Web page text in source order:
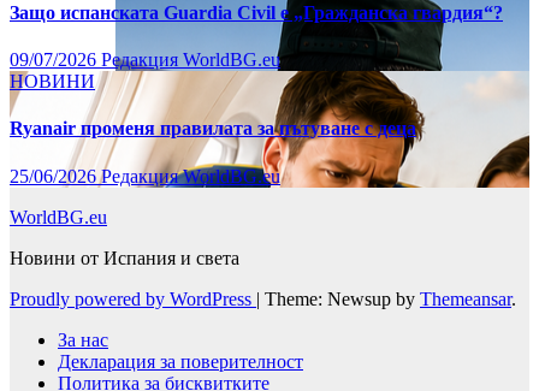
Защо испанската Guardia Civil е „Гражданска гвардия“?
09/07/2026 Редакция WorldBG.eu
НОВИНИ
Ryanair променя правилата за пътуване с деца
25/06/2026Редакция WorldBG.eu
WorldBG.eu
Новини от Испания и света
Proudly powered by WordPress | Theme: Newsup by Themeansar.
За нас
Декларация за поверителност
Политика за бисквитките